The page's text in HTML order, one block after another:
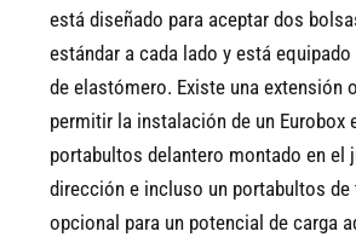
está diseñado para aceptar dos
estándar a cada lado y está
de elastómero. Existe una extensión
permitir la instalación de un Eurobox
portabultos delantero montado en el
dirección e incluso un portabultos de
opcional para un potencial de carga